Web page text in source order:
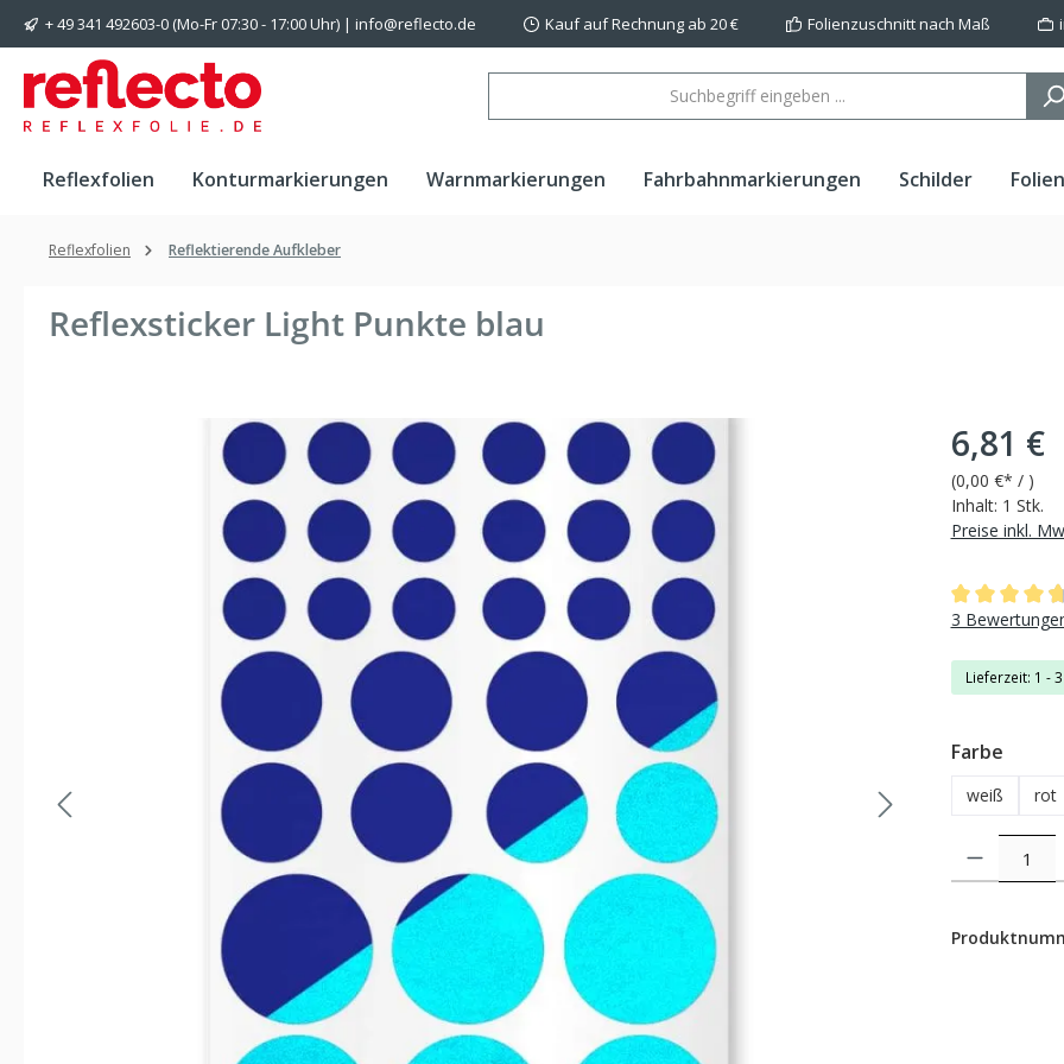
Hauptinhalt springen
Zur Suche springen
Zur Hauptnavigation springen
+ 49 341 492603-0 (Mo-Fr 07:30 - 17:00 Uhr) | info@reflecto.de Kauf auf Rechnung ab 20 € Folienzuschnitt nach Maß
Reflexfolien Konturmarkierungen Warnmarkierungen Fahrbahnmarkierungen Schilder Folien
Reflexfolien Reflektierende Aufkleber
Reflexsticker Light Punkte blau
Bildergalerie überspringen 6,81 €
(0,00 €* / )
Inhalt: 1 Stk.
Preise inkl.
3
Lieferzeit: 1 -
Farbe
weiß rot